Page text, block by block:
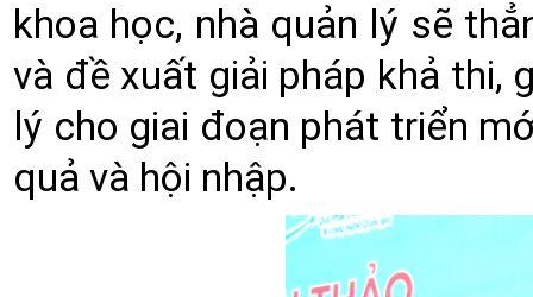
khoa học, nhà quản lý sẽ
và đề xuất giải pháp khả thi,
lý cho giai đoạn phát triển
quả và hội nhập.